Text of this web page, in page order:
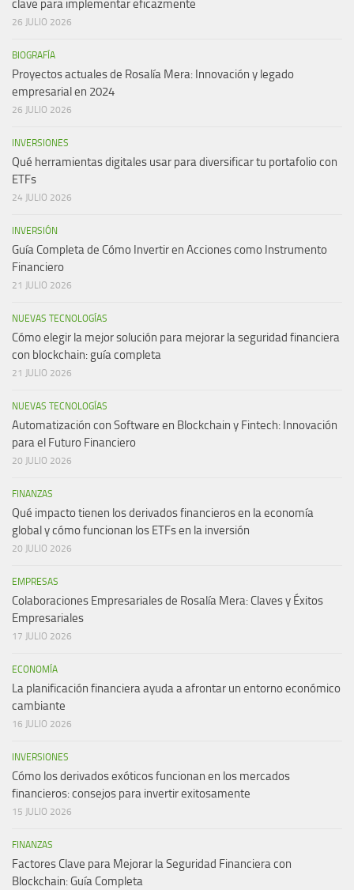
clave para implementar eficazmente
26 JULIO 2026
BIOGRAFÍA
Proyectos actuales de Rosalía Mera: Innovación y legado
empresarial en 2024
26 JULIO 2026
INVERSIONES
Qué herramientas digitales usar para diversificar tu portafolio con
ETFs
24 JULIO 2026
INVERSIÓN
Guía Completa de Cómo Invertir en Acciones como Instrumento
Financiero
21 JULIO 2026
NUEVAS TECNOLOGÍAS
Cómo elegir la mejor solución para mejorar la seguridad financiera
con blockchain: guía completa
21 JULIO 2026
NUEVAS TECNOLOGÍAS
Automatización con Software en Blockchain y Fintech: Innovación
para el Futuro Financiero
20 JULIO 2026
FINANZAS
Qué impacto tienen los derivados financieros en la economía
global y cómo funcionan los ETFs en la inversión
20 JULIO 2026
EMPRESAS
Colaboraciones Empresariales de Rosalía Mera: Claves y Éxitos
Empresariales
17 JULIO 2026
ECONOMÍA
La planificación financiera ayuda a afrontar un entorno económico
cambiante
16 JULIO 2026
INVERSIONES
Cómo los derivados exóticos funcionan en los mercados
financieros: consejos para invertir exitosamente
15 JULIO 2026
FINANZAS
Factores Clave para Mejorar la Seguridad Financiera con
Blockchain: Guía Completa